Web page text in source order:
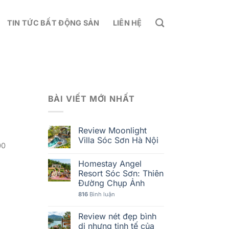
TIN TỨC BẤT ĐỘNG SẢN LIÊN HỆ
BÀI VIẾT MỚI NHẤT
Review Moonlight
Villa Sóc Sơn Hà Nội
Homestay Angel
Resort Sóc Sơn: Thiên
Đường Chụp Ảnh
816Bình luận
Review nét đẹp bình
dị nhưng tinh tế của